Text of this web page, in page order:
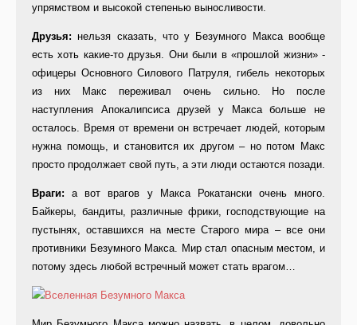
упрямством и высокой степенью выносливости.
Друзья: нельзя сказать, что у Безумного Макса вообще
есть хоть какие-то друзья. Они были в «прошлой жизни» -
офицеры Основного Силового Патруля, гибель некоторых
из них Макс переживал очень сильно. Но после
наступления Апокалипсиса друзей у Макса больше не
осталось. Время от времени он встречает людей, которым
нужна помощь, и становится их другом – но потом Макс
просто продолжает свой путь, а эти люди остаются позади.
Враги:а вот врагов у Макса Рокатански очень много.
Байкеры, бандиты, различные фрики, господствующие на
пустынях, оставшихся на месте Старого мира – все они
противники Безумного Макса. Мир стал опасным местом, и
потому здесь любой встречный может стать врагом…